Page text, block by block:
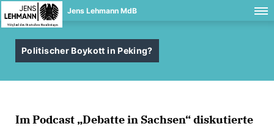
Jens Lehmann MdB
Politischer Boykott in Peking?
Im Podcast „Debatte in Sachsen“ diskutierte